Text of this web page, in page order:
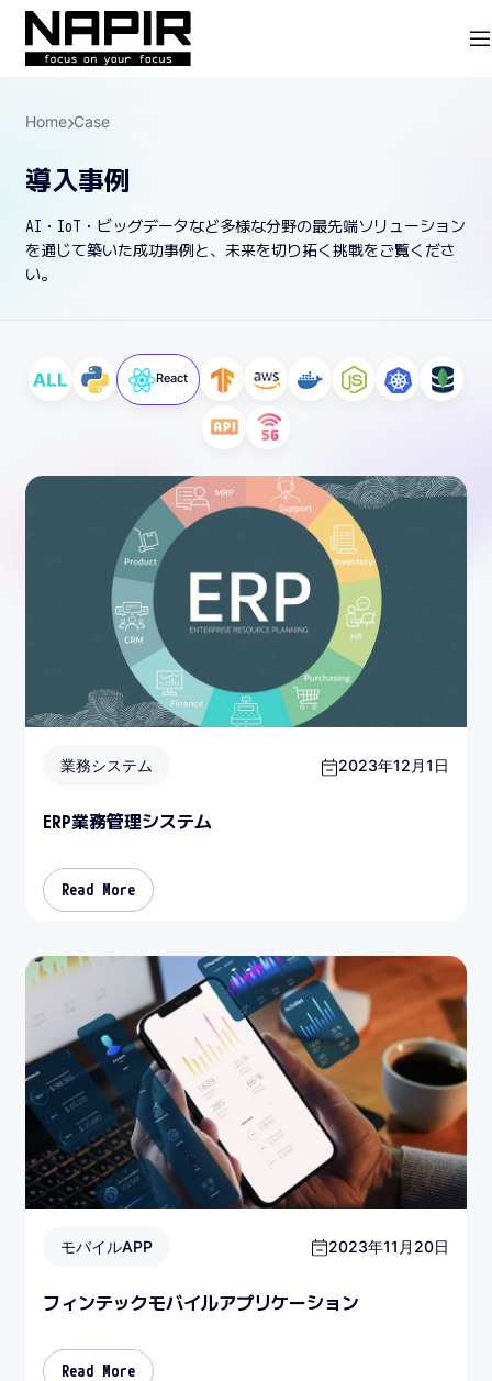
Home Case
導入事例
AI・IoT・ビッグデータなど多様な分野の最先端ソリューション
を通じて築いた成功事例と、未来を切り拓く挑戦をご覧くださ
い。
React
業務システム 2023年12月1日
ERP業務管理システム
Read More
モバイルAPP 2023年11月20日
フィンテックモバイルアプリケーション
Read More